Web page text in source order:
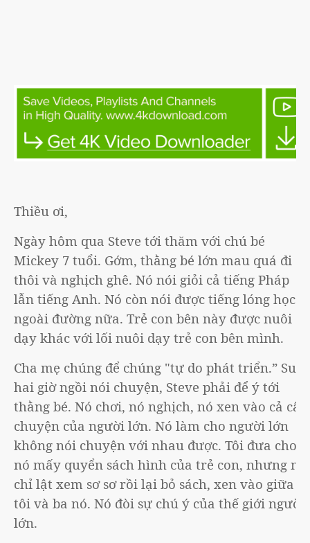
Thiều ơi,
Ngày hôm qua Steve tới thăm với chú bé
Mickey 7 tuổi. Gớm, thằng bé lớn mau quá đi
thôi và nghịch ghê. Nó nói giỏi cả tiếng Pháp
lẫn tiếng Anh. Nó còn nói được tiếng lóng học ở
ngoài đường nữa. Trẻ con bên này được nuôi
dạy khác với lối nuôi dạy trẻ con bên mình.
Cha mẹ chúng để chúng "tự do phát triển.” Suốt
hai giờ ngồi nói chuyện, Steve phải để ý tới
thằng bé. Nó chơi, nó nghịch, nó xen vào cả câu
chuyện của người lớn. Nó làm cho người lớn
không nói chuyện với nhau được. Tôi đưa cho
nó mấy quyển sách hình của trẻ con, nhưng nó
chỉ lật xem sơ sơ rồi lại bỏ sách, xen vào giữa
tôi và ba nó. Nó đòi sự chú ý của thế giới người
lớn.